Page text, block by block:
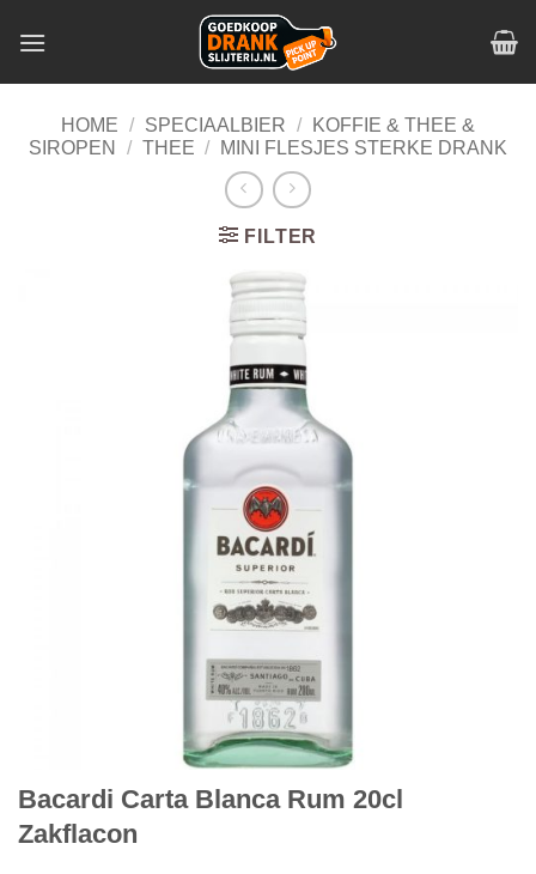
HOME / SPECIAALBIER /
KOFFIE & THEE &
SIROPEN
/ THEE / MINI FLESJES STERKE DRANK
FILTER
Bacardi Carta Blanca Rum 20cl
Zakflacon